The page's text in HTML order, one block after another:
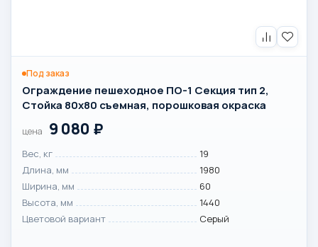
Под заказ
Ограждение пешеходное ПО-1 Секция тип 2,
Стойка 80х80 съемная, порошковая окраска
цена 9 080 ₽
Вес, кг
19
Длина, мм
1980
Ширина, мм
60
Высота, мм
1440
Цветовой вариант
Серый